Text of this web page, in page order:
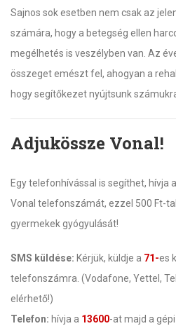
Sajnos sok esetben nem csak az
számára, hogy a betegség ellen
megélhetés is veszélyben van. Az
összeget emészt fel, ahogyan a
hogy segítőkezet nyújtsunk
Adjukössze Vonal!
Egy telefonhívással is segíthet, hívja
Vonal telefonszámát, ezzel 500 Ft-
gyermekek gyógyulását!
SMS küldése: Kérjük, küldje a 71-es
telefonszámra. (Vodafone, Yettel,
elérhető!)
Telefon: hívja a 13600-at majd a